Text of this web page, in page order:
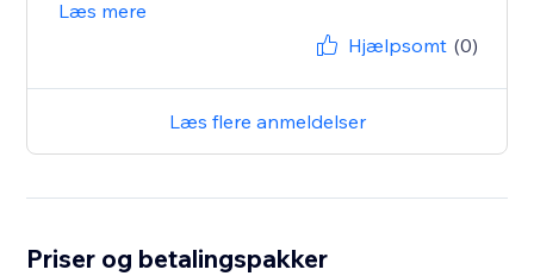
Læs mere
Hjælpsomt (0)
Læs flere anmeldelser
Priser og betalingspakker